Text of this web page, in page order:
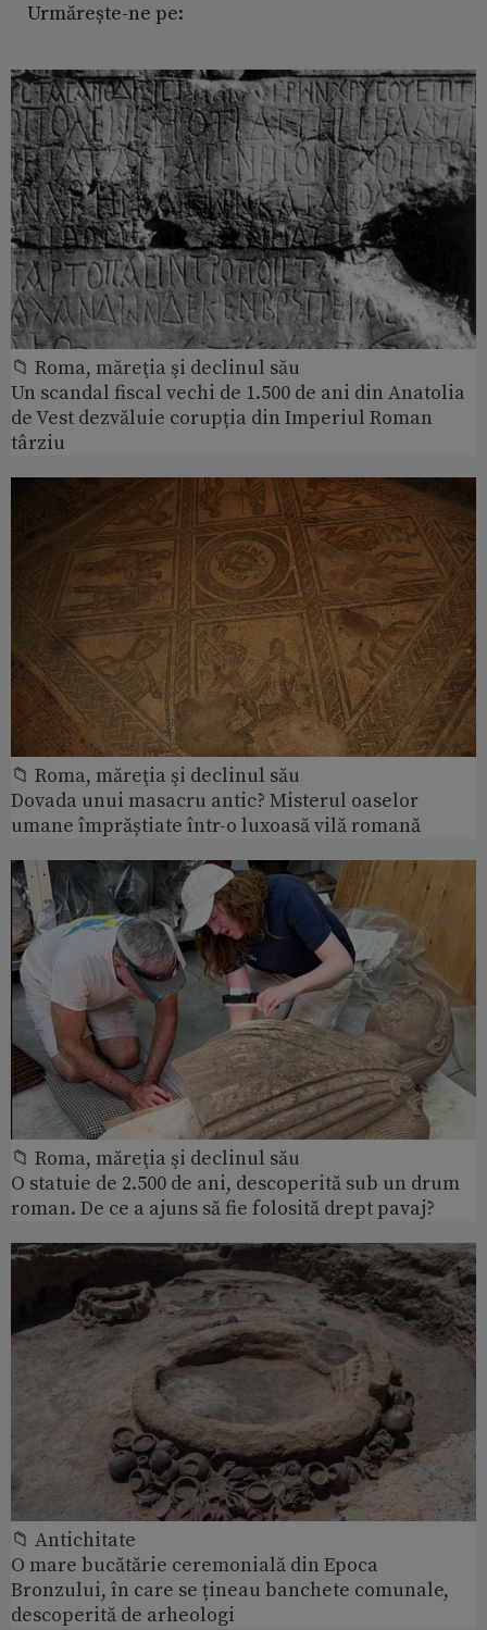
Urmărește-ne pe:
📁 Roma, măreţia şi declinul său
Un scandal fiscal vechi de 1.500 de ani din Anatolia
de Vest dezvăluie corupția din Imperiul Roman
târziu
📁 Roma, măreţia şi declinul său
Dovada unui masacru antic? Misterul oaselor
umane împrăștiate într-o luxoasă vilă romană
📁 Roma, măreţia şi declinul său
O statuie de 2.500 de ani, descoperită sub un drum
roman. De ce a ajuns să fie folosită drept pavaj?
📁 Antichitate
O mare bucătărie ceremonială din Epoca
Bronzului, în care se țineau banchete comunale,
descoperită de arheologi